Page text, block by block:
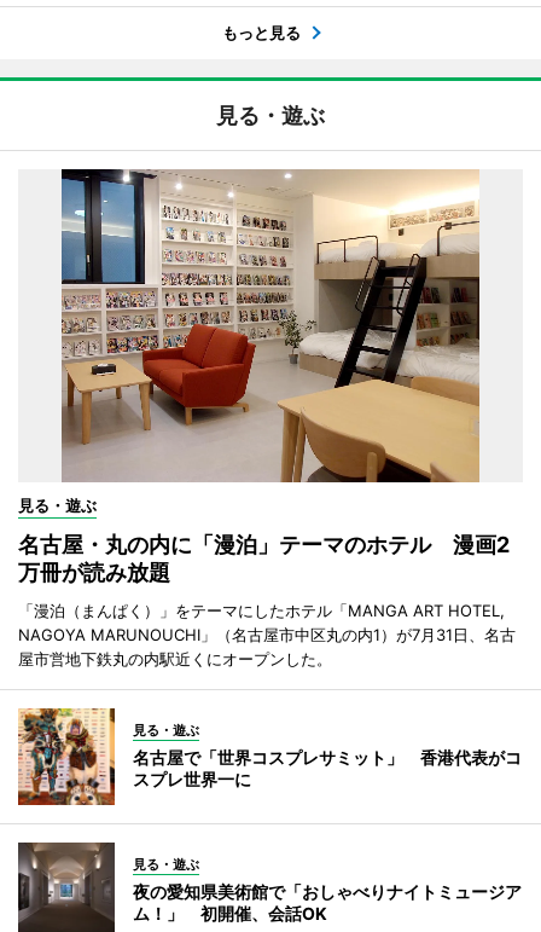
もっと見る
見る・遊ぶ
見る・遊ぶ
名古屋・丸の内に「漫泊」テーマのホテル 漫画2
万冊が読み放題
「漫泊（まんぱく）」をテーマにしたホテル「MANGA ART HOTEL,
NAGOYA MARUNOUCHI」（名古屋市中区丸の内1）が7月31日、名古
屋市営地下鉄丸の内駅近くにオープンした。
見る・遊ぶ
名古屋で「世界コスプレサミット」 香港代表がコ
スプレ世界一に
見る・遊ぶ
夜の愛知県美術館で「おしゃべりナイトミュージア
ム！」 初開催、会話OK